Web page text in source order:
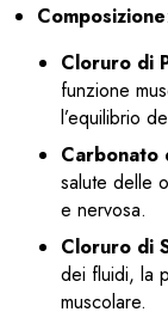
Composizione:
Cloruro di
funzione
l’equilibrio
Carbonato
salute delle
e nervosa.
Cloruro di
dei fluidi, la
muscolare.